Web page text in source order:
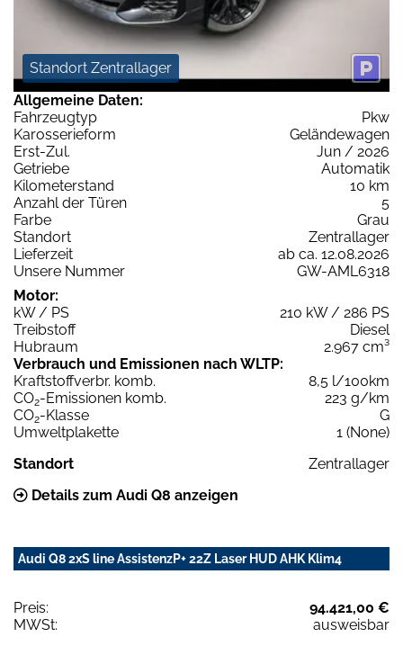
Standort Zentrallager
Allgemeine Daten:
Fahrzeugtyp
Pkw
Karosserieform
Geländewagen
Erst-Zul.
Jun / 2026
Getriebe
Automatik
Kilometerstand
10 km
Anzahl der Türen
5
Farbe
Grau
Standort
Zentrallager
Lieferzeit
ab ca. 12.08.2026
Unsere Nummer
GW-AML6318
Motor:
kW / PS
210 kW / 286 PS
Treibstoff
Diesel
Hubraum
2.967 cm³
Verbrauch und Emissionen nach WLTP:
Kraftstoffverbr. komb.
8,5 l/100km
CO2-Emissionen komb.
223 g/km
CO2-Klasse
G
Umweltplakette
1 (None)
Standort
Zentrallager
Details zum Audi Q8 anzeigen
Audi Q8 2xS line AssistenzP+ 22Z Laser HUD AHK Klim4
Preis:
94.421,00 €
MWSt:
ausweisbar